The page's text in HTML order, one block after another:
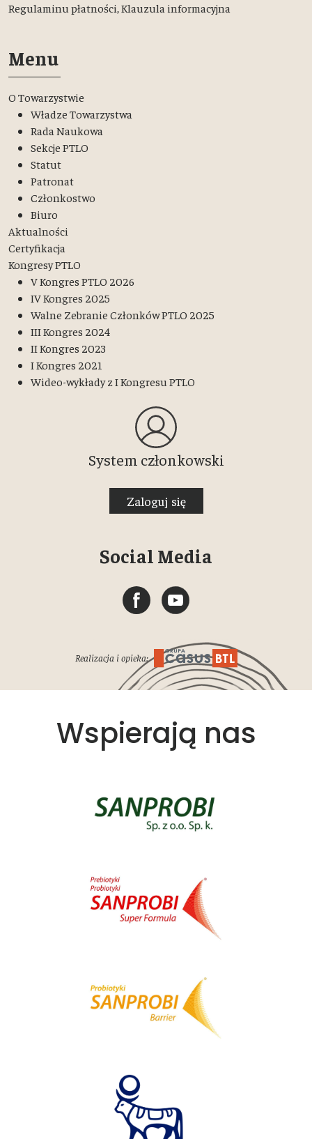
Regulaminu płatności,Klauzula informacyjna
Menu
O Towarzystwie
Władze Towarzystwa
Rada Naukowa
Sekcje PTLO
Statut
Patronat
Członkostwo
Biuro
Aktualności
Certyfikacja
Kongresy PTLO
V Kongres PTLO 2026
IV Kongres 2025
Walne Zebranie Członków PTLO 2025
III Kongres 2024
II Kongres 2023
I Kongres 2021
Wideo-wykłady z I Kongresu PTLO
System członkowski
Zaloguj się
Social Media
Realizacja i opieka:
Wspierają nas